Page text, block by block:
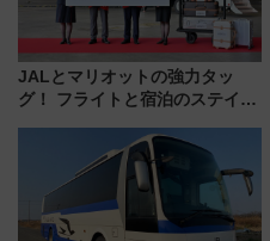
JALとマリオットの強力タッ
グ！ フライトと宿泊のステイタ
上級会員資格を効率よく獲得す
る方法を解説